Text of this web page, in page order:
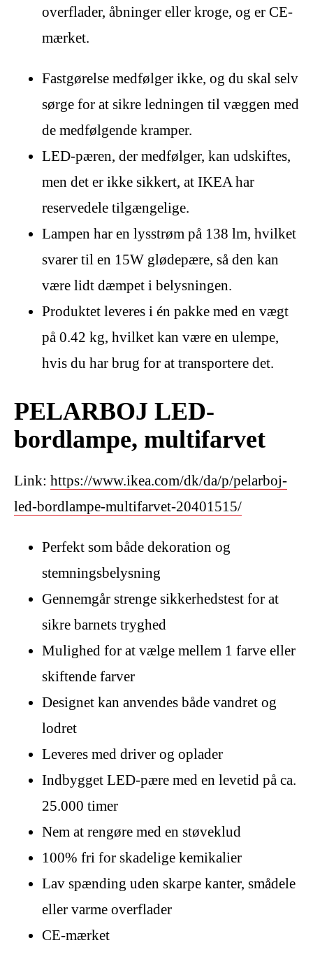
overflader, åbninger eller kroge, og er CE-
mærket.
Fastgørelse medfølger ikke, og du skal selv
sørge for at sikre ledningen til væggen med
de medfølgende kramper.
LED-pæren, der medfølger, kan udskiftes,
men det er ikke sikkert, at IKEA har
reservedele tilgængelige.
Lampen har en lysstrøm på 138 lm, hvilket
svarer til en 15W glødepære, så den kan
være lidt dæmpet i belysningen.
Produktet leveres i én pakke med en vægt
på 0.42 kg, hvilket kan være en ulempe,
hvis du har brug for at transportere det.
PELARBOJ LED-
bordlampe, multifarvet
Link: https://www.ikea.com/dk/da/p/pelarboj-
led-bordlampe-multifarvet-20401515/
Perfekt som både dekoration og
stemningsbelysning
Gennemgår strenge sikkerhedstest for at
sikre barnets tryghed
Mulighed for at vælge mellem 1 farve eller
skiftende farver
Designet kan anvendes både vandret og
lodret
Leveres med driver og oplader
Indbygget LED-pære med en levetid på ca.
25.000 timer
Nem at rengøre med en støveklud
100% fri for skadelige kemikalier
Lav spænding uden skarpe kanter, smådele
eller varme overflader
CE-mærket